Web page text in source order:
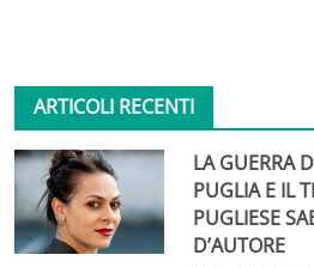
ARTICOLI RECENTI
LA GUERRA
PUGLIA E IL
PUGLIESE
D’AUTORE